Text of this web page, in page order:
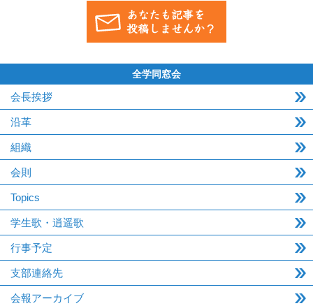
全学同窓会
会長挨拶
沿革
組織
会則
Topics
学生歌・逍遥歌
行事予定
支部連絡先
会報アーカイブ